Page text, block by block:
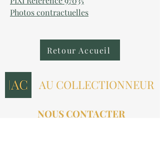
Photos contractuelles
Retour Accueil
AU COLLECTIONNEUR
NOUS CONTACTER